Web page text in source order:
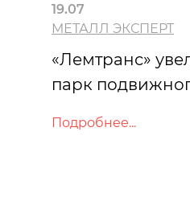
19.07
МЕТАЛЛ ЭКСПЕРТ
«Лемтранс»
парк
Подробнее...